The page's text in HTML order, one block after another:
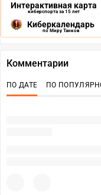
Интерактивная карта
киберспорта за 15 лет
Киберкалендарь
по Миру Танков
Комментарии
ПО ДАТЕ ПО